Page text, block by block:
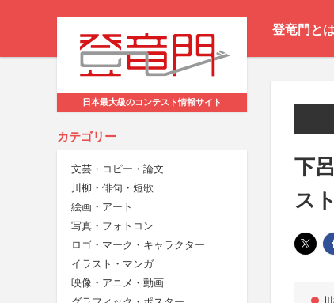
登竜門とは
日本最大級のコンテスト情報サイト
カテゴリー
文芸・コピー・論文
川柳・俳句・短歌
絵画・アート
写真・フォトコン
ロゴ・マーク・キャラクター
イラスト・マンガ
映像・アニメ・動画
下
ス